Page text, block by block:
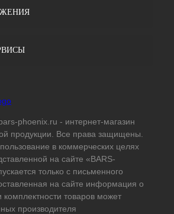
phoenix.ru - интернет-магазин
продукции. Все права защищены.
в коммерческих целях
на сайте «BARS-
только с письменного
на сайте информация о
комплектности товаров может
производителя